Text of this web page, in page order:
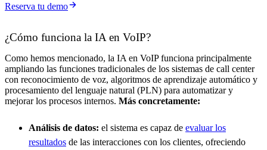
Reserva tu demo
¿Cómo funciona la IA en VoIP?
Como hemos mencionado, la IA en VoIP funciona principalmente
ampliando las funciones tradicionales de los sistemas de call center
con reconocimiento de voz, algoritmos de aprendizaje automático y
procesamiento del lenguaje natural (PLN) para automatizar y
mejorar los procesos internos. Más concretamente:
Análisis de datos: el sistema es capaz de evaluar los
resultados de las interacciones con los clientes, ofreciendo